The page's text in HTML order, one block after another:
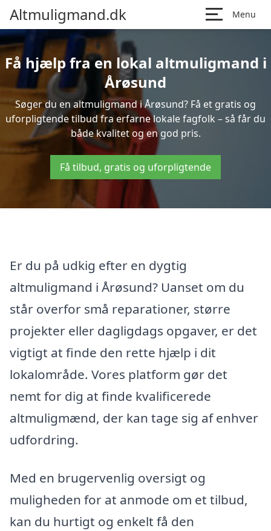
Altmuligmand.dk Menu
Få hjælp fra en lokal altmuligmand i
Årøsund
Søger du en altmuligmand i Årøsund? Få et gratis og
uforpligtende tilbud fra erfarne lokale fagfolk – så får du
både kvalitet og en god pris.
Få tilbud, gratis og uforpligtende
Er du på udkig efter en dygtig
altmuligmand i Årøsund? Uanset om du
står overfor små reparationer, større
projekter eller dagligdags opgaver, er det
vigtigt at finde den rette hjælp i dit
lokalområde. Vores platform gør det
nemt for dig at finde kvalificerede
altmuligmænd, der kan tage sig af enhver
udfordring.
Med en brugervenlig oversigt og
muligheden for at anmode om et tilbud,
kan du hurtigt og enkelt få den